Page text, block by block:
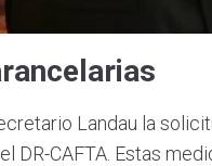
Landau la
DR-CAFTA. Estas